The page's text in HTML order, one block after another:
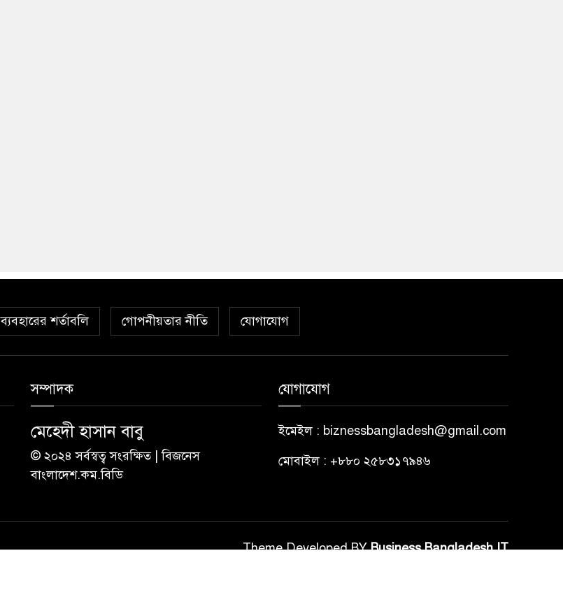
ব্যবহারের শর্তাবলি গোপনীয়তার নীতি যোগাযোগ
সম্পাদক
মেহেদী হাসান বাবু
© ২০২৪ সর্বস্বত্ব সংরক্ষিত | বিজনেস
বাংলাদেশ.কম.বিডি
যোগাযোগ
ইমেইল : biznessbangladesh@gmail.com
মোবাইল : +৮৮০ ২৫৮৩১৭৯৪৬
Theme Developed BYBusiness Bangladesh IT